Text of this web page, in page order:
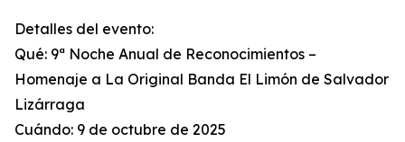
Detalles del evento:
Qué: 9ª Noche Anual de Reconocimientos –
Homenaje a La Original Banda El Limón de Salvador
Lizárraga
Cuándo: 9 de octubre de 2025